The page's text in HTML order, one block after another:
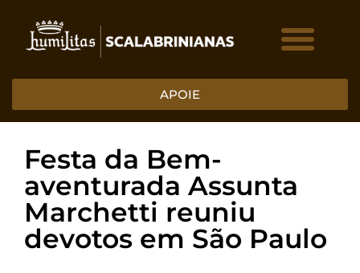
APOIE
Festa da Bem-
aventurada Assunta
Marchetti reuniu
devotos em São Paulo